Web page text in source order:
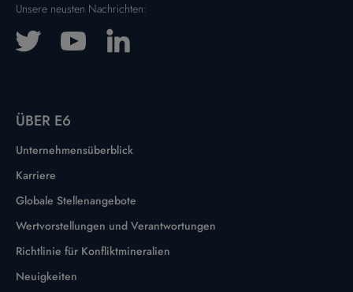
Unsere neusten Nachrichten:
ÜBER E6
Unternehmensüberblick
Karriere
Globale Stellenangebote
Wertvorstellungen und Verantwortungen
Richtlinie für Konfliktmineralien
Neuigkeiten